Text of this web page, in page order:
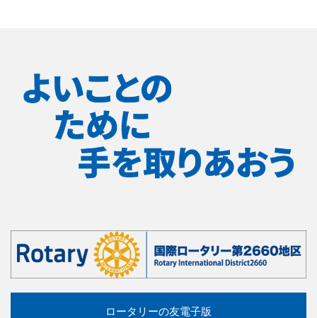
ロータリーの友電子版